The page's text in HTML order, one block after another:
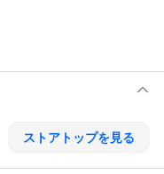
ストアトップを見る